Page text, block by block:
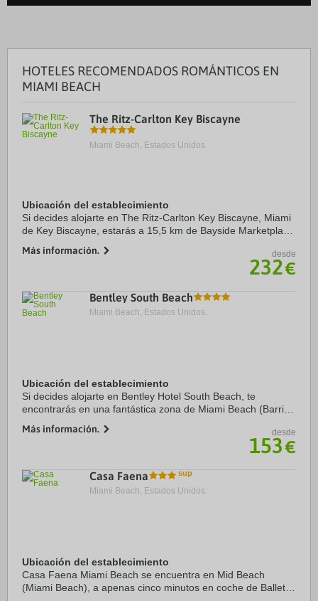
HOTELES RECOMENDADOS ROMÁNTICOS EN
MIAMI BEACH
The Ritz-Carlton Key Biscayne
Miami Beach, Estados Unidos.
Ubicación del establecimiento
Si decides alojarte en The Ritz-Carlton Key Biscayne, Miami
de Key Biscayne, estarás a 15,5 km de Bayside Marketplace
playa se encuentra a 17,4 km de ...
Más información. desde
232€
Bentley South Beach
Miami Beach, Estados Unidos.
Ubicación del establecimiento
Si decides alojarte en Bentley Hotel South Beach, te
encontrarás en una fantástica zona de Miami Beach (Barrio
Zona comercial de Collins Avenue. ...
Más información. desde
153€
Casa Faena
Miami Beach, Estados Unidos.
Ubicación del establecimiento
Casa Faena Miami Beach se encuentra en Mid Beach
(Miami Beach), a apenas cinco minutos en coche de Ballet